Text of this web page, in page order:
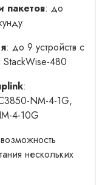
пакетов: до
: до 9 устройств с
StackWise-480
:
NM-4-1G,
4-10G
нескольких